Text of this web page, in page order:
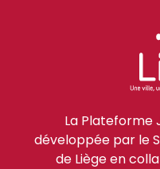
La Plateforme
développée par le
de Liège en